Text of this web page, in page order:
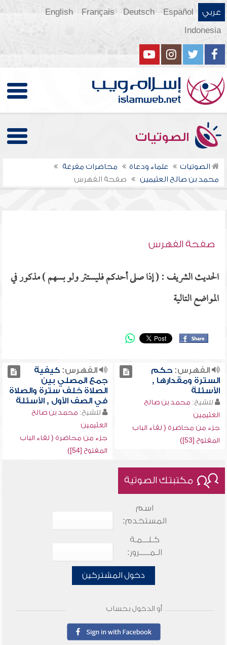
عربي Español
Deutsch
Français
English
Indonesia
الصوتيات
الصوتيات علماء ودعاة
محاضرات مفرغة
محمد بن صالح العثيمين
صفحة الفهرس
صفحة الفهرس
الحديث الشريف : ( إذا صلى أحدكم فليستتر ولو بسهم ) مذكور في
المواضع التالية
الفهرس:حكم
السترة ومقدارها ,
الأسئلة
للشيخ: محمد بن صالح
العثيمين
جزء من محاضرة ( لقاء الباب
المفتوح [53])
الفهرس:كيفية
جمع المصلي بين
الصلاة خلف سترة والصلاة
في الصف الأول , الأسئلة
للشيخ: محمد بن صالح
العثيمين
جزء من محاضرة ( لقاء الباب
المفتوح [54])
مكتبتك الصوتية
اسم
المستخدم:
كـلـــمـة
الـمـــــرور:
دخول المشتركين
أو الدخول بحساب